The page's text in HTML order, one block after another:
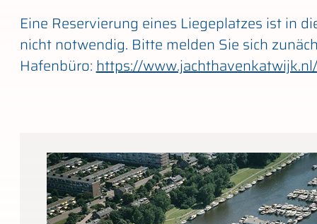
Eine Reservierung eines Liegeplatzes ist in
nicht notwendig. Bitte melden Sie sich
Hafenbüro:https://